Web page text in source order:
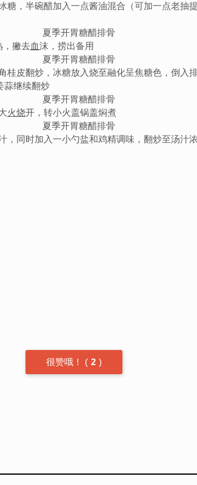
糖，半碗醋加入一点酱油混合（可加一点老抽
，撇去血沫，捞出备用
桂皮翻炒，冰糖放入烧至融化呈焦糖色，倒入
蒜继续翻炒
火烧开，转小火盖锅盖焖煮
，同时加入一小勺盐和鸡精调味，翻炒至汤汁
很赞哦！ ( 2 )